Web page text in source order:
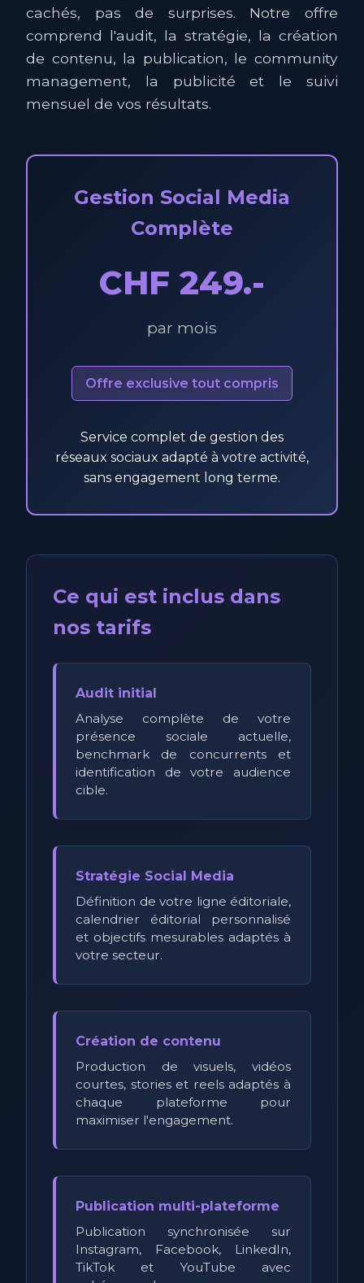
cachés, pas de surprises. Notre offre
comprend l'audit, la stratégie, la création
de contenu, la publication, le community
management, la publicité et le suivi
mensuel de vos résultats.
Gestion Social Media
Complète
CHF 249.-
par mois
Offre exclusive tout compris
Service complet de gestion des
réseaux sociaux adapté à votre activité,
sans engagement long terme.
Ce qui est inclus dans
nos tarifs
Audit initial
Analyse complète de votre
présence sociale actuelle,
benchmark de concurrents et
identification de votre audience
cible.
Stratégie Social Media
Définition de votre ligne éditoriale,
calendrier éditorial personnalisé
et objectifs mesurables adaptés à
votre secteur.
Création de contenu
Production de visuels, vidéos
courtes, stories et reels adaptés à
chaque plateforme pour
maximiser l'engagement.
Publication multi-plateforme
Publication synchronisée sur
Instagram, Facebook, LinkedIn,
TikTok et YouTube avec